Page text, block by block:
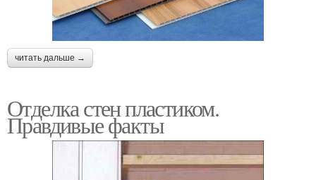
читать дальше →
Отделка стен пластиком.
Правдивые факты